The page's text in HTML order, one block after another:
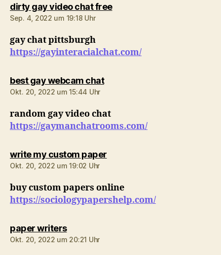
dirty gay video chat freesagt:
Sep. 4, 2022 um 19:18 Uhr
gay chat pittsburgh
https://gayinteracialchat.com/
best gay webcam chatsagt:
Okt. 20, 2022 um 15:44 Uhr
random gay video chat
https://gaymanchatrooms.com/
write my custom papersagt:
Okt. 20, 2022 um 19:02 Uhr
buy custom papers online
https://sociologypapershelp.com/
paper writerssagt:
Okt. 20, 2022 um 20:21 Uhr